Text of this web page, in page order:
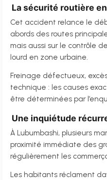
La sécurité routière
Cet accident relance le
abords des routes
mais aussi sur le contrôle
lourd en zone urbaine.
Freinage défectueux,
technique : les causes
être déterminées par
Une inquiétude
À Lubumbashi, plusieurs
proximité immédiate des
régulièrement les
Les habitants réclament